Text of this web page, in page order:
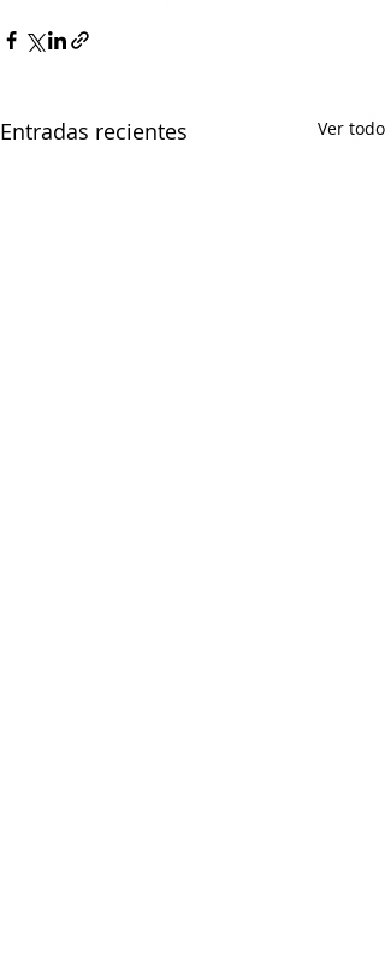
Entradas recientes Ver todo